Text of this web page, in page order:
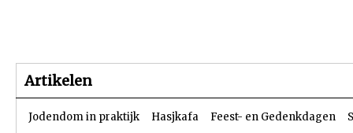
Artikelen
Jodendom in praktijk Hasjkafa Feest- en Gedenkdagen